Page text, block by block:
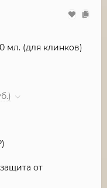
мл. (для клинков)
)
от